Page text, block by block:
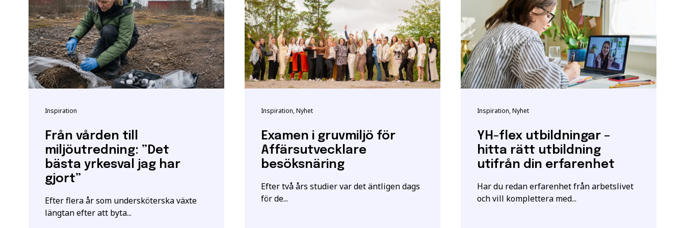
Inspiration
Från vården till
miljöutredning: ”Det
bästa yrkesval jag har
gjort”
Efter flera år som undersköterska växte
längtan efter att byta...
Inspiration, Nyhet
Examen i gruvmiljö för
Affärsutvecklare
besöksnäring
Efter två års studier var det äntligen dags
för de...
Inspiration, Nyhet
YH-flex utbildningar –
hitta rätt utbildning
utifrån din erfarenhet
Har du redan erfarenhet från arbetslivet
och vill komplettera med...
E-post*
Jag ger samtycke till att YH Akademin sparar och använder mina uppgifter enligt samtyckesavtalet
som
utbildningar kan också ha särskilda förkunskapskrav.
Vänligen notera: För att bli registrerad som studerande på en YH-utbildning hos Myndigheten för
yrkeshögskolan krävs ett giltigt svenskt personnummer eller samordningsnummer. Detta för att säkerställa
att vi registrerar korrekta personuppgifter hos myndigheten.
För mer information och vid frågor om person-/samordningsnummer se:
Samordningsnummer | Skatteverketeller besök deras närmaste kontor.